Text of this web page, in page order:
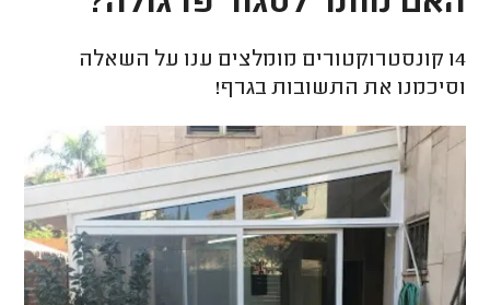
14 קונסטרוקטורים מומלצים ענו על השאלה
וסיכמנו את התשובות בגרף!